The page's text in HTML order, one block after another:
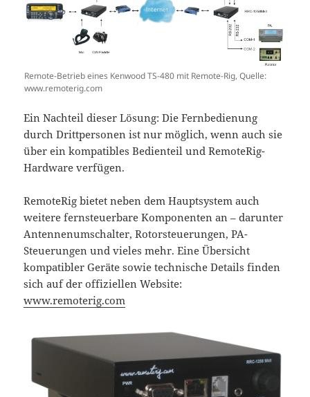
Remote-Betrieb eines Kenwood TS-480 mit Remote-Rig, Quelle:
www.remoterig.com
Ein Nachteil dieser Lösung: Die Fernbedienung
durch Drittpersonen ist nur möglich, wenn auch sie
über ein kompatibles Bedienteil und RemoteRig-
Hardware verfügen.
RemoteRig bietet neben dem Hauptsystem auch
weitere fernsteuerbare Komponenten an – darunter
Antennenumschalter, Rotorsteuerungen, PA-
Steuerungen und vieles mehr. Eine Übersicht
kompatibler Geräte sowie technische Details finden
sich auf der offiziellen Website:
www.remoterig.com